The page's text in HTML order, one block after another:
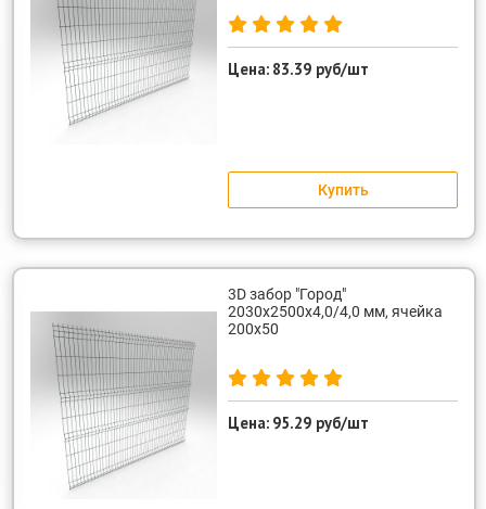
Цена: 83.39 руб/шт
Купить
3D забор "Город"
2030х2500х4,0/4,0 мм, ячейка
200х50
Цена: 95.29 руб/шт